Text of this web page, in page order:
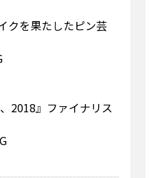
クを果たしたピン芸
2018』ファイナリス